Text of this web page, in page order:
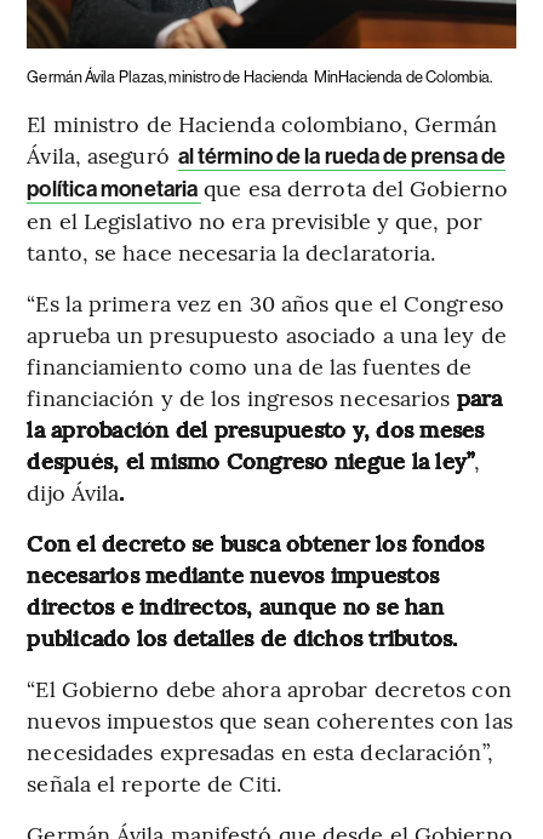
Germán Ávila Plazas, ministro de Hacienda MinHacienda de Colombia.
El ministro de Hacienda colombiano, Germán
Ávila, aseguró al término de la rueda de prensa de
política monetaria que esa derrota del Gobierno
en el Legislativo no era previsible y que, por
tanto, se hace necesaria la declaratoria.
“Es la primera vez en 30 años que el Congreso
aprueba un presupuesto asociado a una ley de
financiamiento como una de las fuentes de
financiación y de los ingresos necesarios para
la aprobación del presupuesto y, dos meses
después, el mismo Congreso niegue la ley”,
dijo Ávila.
Con el decreto se busca obtener los fondos
necesarios mediante nuevos impuestos
directos e indirectos, aunque no se han
publicado los detalles de dichos tributos.
“El Gobierno debe ahora aprobar decretos con
nuevos impuestos que sean coherentes con las
necesidades expresadas en esta declaración”,
señala el reporte de Citi.